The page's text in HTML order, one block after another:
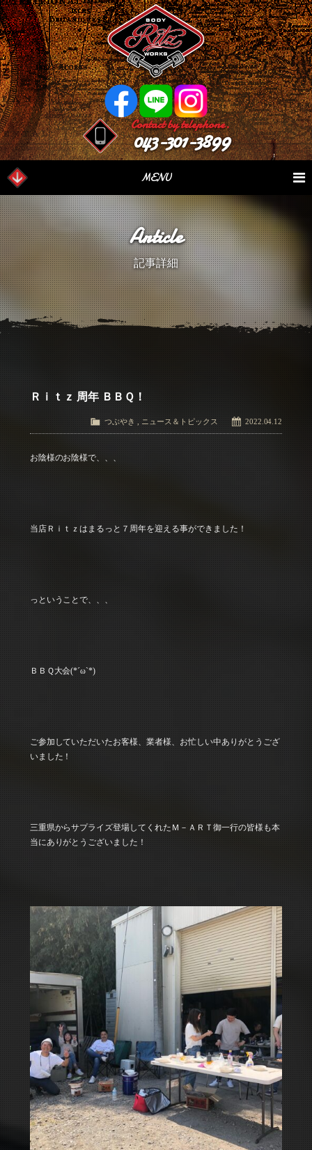
Contact by telephone.
043-301-3899
MENU
Our Serivce
業務内容 Stock List
在庫車情報
Parts Sales
パーツ情報 Case Study
作業日誌
Blog
つぶやき Factory
会社概要
Article
記事詳細
Ｒｉｔｚ 周年 ＢＢＱ！
2022.04.12
つぶやき ニュース＆トピックス
お陰様のお陰様で、、、
当店Ｒｉｔｚはまるっと７周年を迎える事ができました！
っということで、、、
ＢＢＱ大会(*´ω`*)
ご参加していただいたお客様、業者様、お忙しい中ありがとうござ
いました！
三重県からサプライズ登場してくれたＭ－ＡＲＴ御一行の皆様も本
当にありがとうございました！